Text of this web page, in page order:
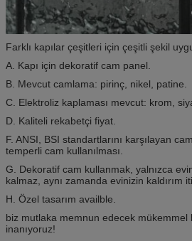
Farklı kapılar çeşitleri için çeşitli şekil
A. Kapı için dekoratif cam panel.
B. Mevcut camlama: pirinç, nikel, patine.
C. Elektroliz kaplaması mevcut: krom,
D. Kaliteli rekabetçi fiyat.
F. ANSI, BSI standartlarını karşılayan
temperli cam kullanılması.
G. Dekoratif cam kullanmak, yalnızca
kalmaz, aynı zamanda evinizin kaldırım
H. Özel tasarım availble.
biz mutlaka memnun edecek mükemmel
inanıyoruz!